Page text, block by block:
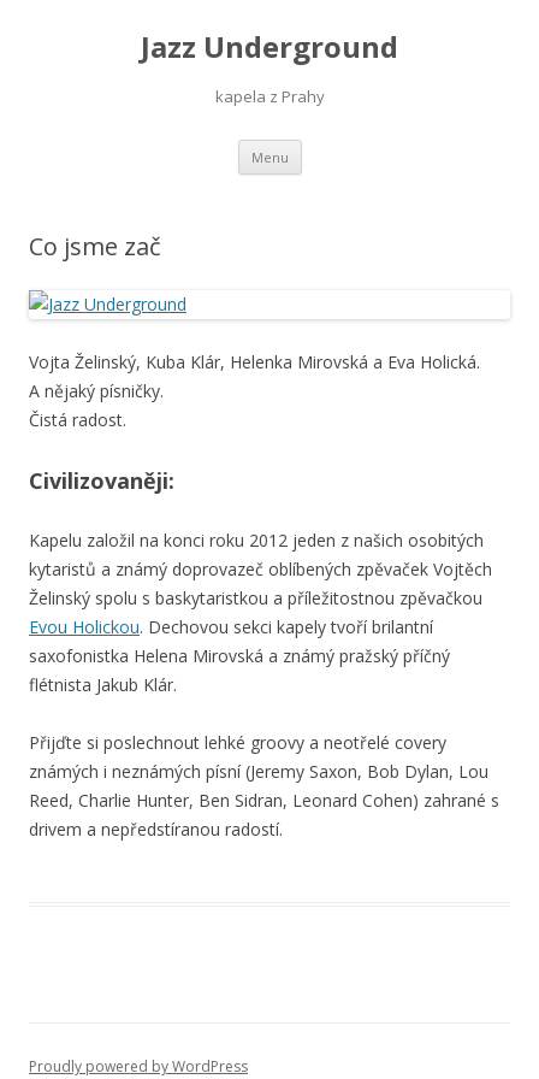
Jazz Underground
kapela z Prahy
Menu Skip
content
Co jsme zač
Vojta Želinský, Kuba Klár, Helenka Mirovská a Eva Holická.
A nějaký písničky.
Čistá radost.
Civilizovaněji:
Kapelu založil na konci roku 2012 jeden z našich osobitých
kytaristů a známý doprovazeč oblíbených zpěvaček Vojtěch
Želinský spolu s baskytaristkou a příležitostnou zpěvačkou
Evou Holickou. Dechovou sekci kapely tvoří brilantní
saxofonistka Helena Mirovská a známý pražský příčný
flétnista Jakub Klár.
Přijďte si poslechnout lehké groovy a neotřelé covery
známých i neznámých písní (Jeremy Saxon, Bob Dylan, Lou
Reed, Charlie Hunter, Ben Sidran, Leonard Cohen) zahrané s
drivem a nepředstíranou radostí.
Proudly powered by WordPress